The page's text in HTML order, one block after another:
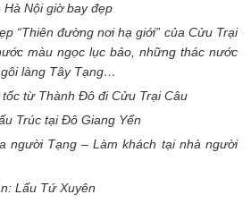
Nội giờ bay đẹp
“Thiên đường nơi hạ giới” của Cửu Trại
màu ngọc lục bảo, những thác nước
làng Tây Tạng…
từ Thành Đô đi Cửu Trại Câu
Trúc tại Đô Giang Yển
người Tạng – Làm khách tại nhà người
Lẩu Tứ Xuyên